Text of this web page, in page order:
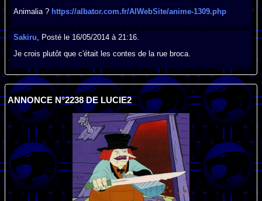
Animalia ? https://albator.com.fr/AlWebSite/anime-1309.php
Sakiru , Posté le 16/05/2014 à 21:16.
Je crois plutôt que c'était les contes de la rue broca.
ANNONCE N°2238 DE LUCIE2